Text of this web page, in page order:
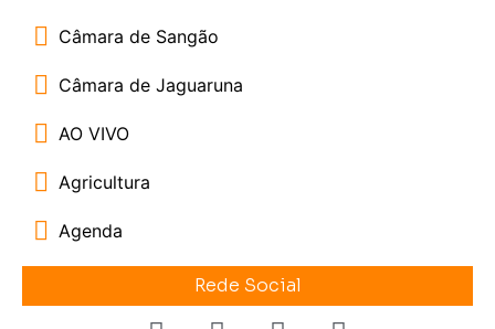
Câmara de Sangão
Câmara de Jaguaruna
AO VIVO
Agricultura
Agenda
Rede Social